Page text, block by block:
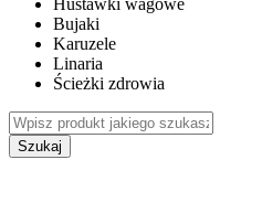
Huśtawki wagowe
Bujaki
Karuzele
Linaria
Ścieżki zdrowia
Szukaj